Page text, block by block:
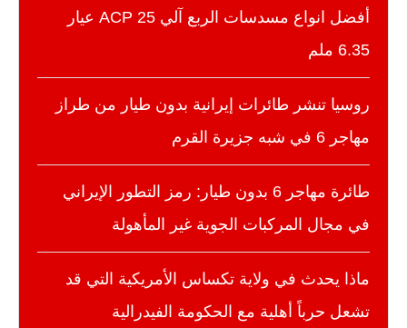
أفضل انواع مسدسات الربع آلي 25 ACP عيار
6.35 ملم
روسيا تنشر طائرات إيرانية بدون طيار من طراز
مهاجر 6 في شبه جزيرة القرم
طائرة مهاجر 6 بدون طيار: رمز التطور الإيراني
في مجال المركبات الجوية غير المأهولة
ماذا يحدث في ولاية تكساس الأمريكية التي قد
تشعل حرباً أهلية مع الحكومة الفيدرالية